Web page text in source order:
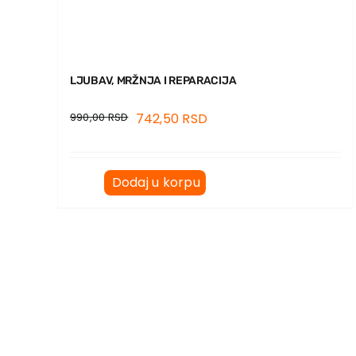
LJUBAV, MRŽNJA I REPARACIJA
990,00RSD 742,50 RSD
Dodaj u korpu